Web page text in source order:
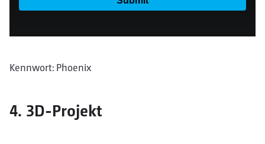
Kennwort: Phoenix
4. 3D-Projekt